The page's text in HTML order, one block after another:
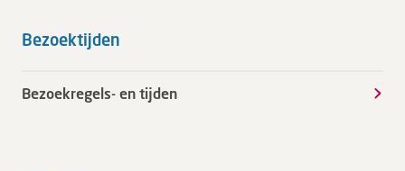
Bezoektijden
Bezoekregels- en tijden